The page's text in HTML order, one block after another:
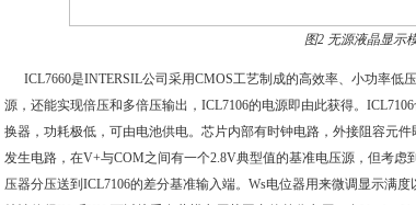
图2 无源液晶显示
ICL7660是INTERSIL公司采用CMOS工艺制成的高效率、小功率低
源，还能实现倍压和多倍压输出，ICL7106的电源即由此获得。
换器，功耗极低，可由电池供电。芯片内部有时钟电路，外接阻容元
发生电路，在V+与COM之间有一个2.8V典型值的基准电压源，但考
压器分压送到ICL7106的差分基准输入端。Ws电位器用来微调显示满